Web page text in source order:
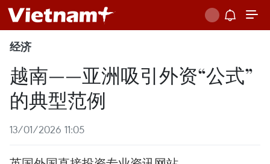
经济
越南——亚洲吸引外资“公式”
的典型范例
13/01/2026 11:05